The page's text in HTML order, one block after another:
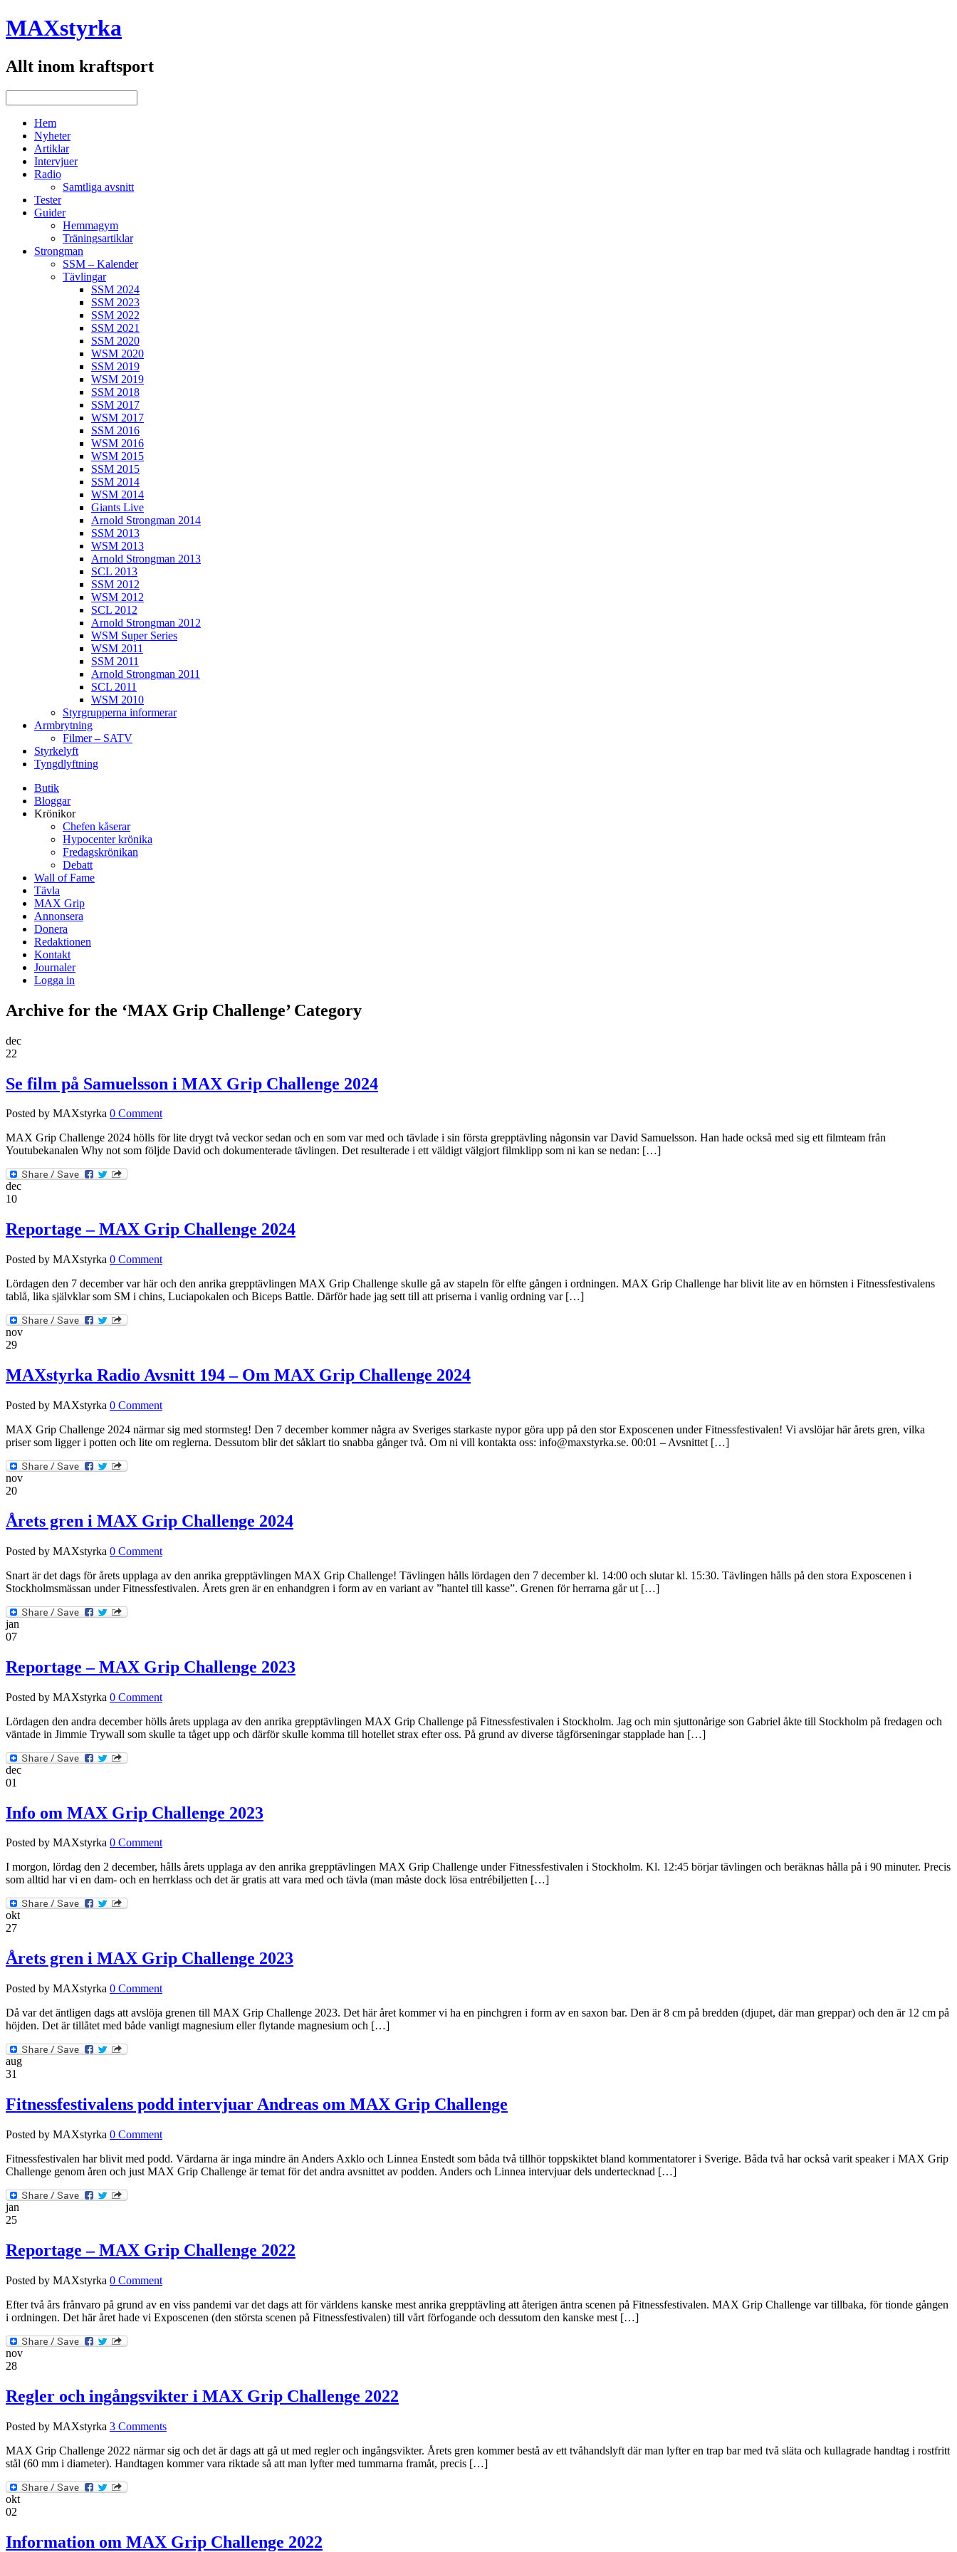
MAXstyrka
Allt inom kraftsport
Hem
Nyheter
Artiklar
Intervjuer
Radio
Samtliga avsnitt
Tester
Guider
Hemmagym
Träningsartiklar
Strongman
SSM – Kalender
Tävlingar
SSM 2024
SSM 2023
SSM 2022
SSM 2021
SSM 2020
WSM 2020
SSM 2019
WSM 2019
SSM 2018
SSM 2017
WSM 2017
SSM 2016
WSM 2016
WSM 2015
SSM 2015
SSM 2014
WSM 2014
Giants Live
Arnold Strongman 2014
SSM 2013
WSM 2013
Arnold Strongman 2013
SCL 2013
SSM 2012
WSM 2012
SCL 2012
Arnold Strongman 2012
WSM Super Series
WSM 2011
SSM 2011
Arnold Strongman 2011
SCL 2011
WSM 2010
Styrgrupperna informerar
Armbrytning
Filmer – SATV
Styrkelyft
Tyngdlyftning
Butik
Bloggar
Krönikor
Chefen kåserar
Hypocenter krönika
Fredagskrönikan
Debatt
Wall of Fame
Tävla
MAX Grip
Annonsera
Donera
Redaktionen
Kontakt
Journaler
Logga in
Archive for the ‘MAX Grip Challenge’ Category
dec
22
Se film på Samuelsson i MAX Grip Challenge 2024
Posted by MAXstyrka 0 Comment
MAX Grip Challenge 2024 hölls för lite drygt två veckor sedan och en som var med och tävlade i sin första grepptävling någonsin var David Samuelsson. Han hade också med sig ett filmteam från
Youtubekanalen Why not som följde David och dokumenterade tävlingen. Det resulterade i ett väldigt välgjort filmklipp som ni kan se nedan: […]
dec
10
Reportage – MAX Grip Challenge 2024
Posted by MAXstyrka 0 Comment
Lördagen den 7 december var här och den anrika grepptävlingen MAX Grip Challenge skulle gå av stapeln för elfte gången i ordningen. MAX Grip Challenge har blivit lite av en hörnsten i Fitnessfestivalens
tablå, lika självklar som SM i chins, Luciapokalen och Biceps Battle. Därför hade jag sett till att priserna i vanlig ordning var […]
nov
29
MAXstyrka Radio Avsnitt 194 – Om MAX Grip Challenge 2024
Posted by MAXstyrka 0 Comment
MAX Grip Challenge 2024 närmar sig med stormsteg! Den 7 december kommer några av Sveriges starkaste nypor göra upp på den stor Exposcenen under Fitnessfestivalen! Vi avslöjar här årets gren, vilka
priser som ligger i potten och lite om reglerna. Dessutom blir det såklart tio snabba gånger två. Om ni vill kontakta oss: info@maxstyrka.se. 00:01 – Avsnittet […]
nov
20
Årets gren i MAX Grip Challenge 2024
Posted by MAXstyrka 0 Comment
Snart är det dags för årets upplaga av den anrika grepptävlingen MAX Grip Challenge! Tävlingen hålls lördagen den 7 december kl. 14:00 och slutar kl. 15:30. Tävlingen hålls på den stora Exposcenen i
Stockholmsmässan under Fitnessfestivalen. Årets gren är en enhandgren i form av en variant av ”hantel till kasse”. Grenen för herrarna går ut […]
jan
07
Reportage – MAX Grip Challenge 2023
Posted by MAXstyrka 0 Comment
Lördagen den andra december hölls årets upplaga av den anrika grepptävlingen MAX Grip Challenge på Fitnessfestivalen i Stockholm. Jag och min sjuttonårige son Gabriel åkte till Stockholm på fredagen och
väntade in Jimmie Trywall som skulle ta tåget upp och därför skulle komma till hotellet strax efter oss. På grund av diverse tågförseningar stapplade han […]
dec
01
Info om MAX Grip Challenge 2023
Posted by MAXstyrka 0 Comment
I morgon, lördag den 2 december, hålls årets upplaga av den anrika grepptävlingen MAX Grip Challenge under Fitnessfestivalen i Stockholm. Kl. 12:45 börjar tävlingen och beräknas hålla på i 90 minuter. Precis
som alltid har vi en dam- och en herrklass och det är gratis att vara med och tävla (man måste dock lösa entrébiljetten […]
okt
27
Årets gren i MAX Grip Challenge 2023
Posted by MAXstyrka 0 Comment
Då var det äntligen dags att avslöja grenen till MAX Grip Challenge 2023. Det här året kommer vi ha en pinchgren i form av en saxon bar. Den är 8 cm på bredden (djupet, där man greppar) och den är 12 cm på
höjden. Det är tillåtet med både vanligt magnesium eller flytande magnesium och […]
aug
31
Fitnessfestivalens podd intervjuar Andreas om MAX Grip Challenge
Posted by MAXstyrka 0 Comment
Fitnessfestivalen har blivit med podd. Värdarna är inga mindre än Anders Axklo och Linnea Enstedt som båda två tillhör toppskiktet bland kommentatorer i Sverige. Båda två har också varit speaker i MAX Grip
Challenge genom åren och just MAX Grip Challenge är temat för det andra avsnittet av podden. Anders och Linnea intervjuar dels undertecknad […]
jan
25
Reportage – MAX Grip Challenge 2022
Posted by MAXstyrka 0 Comment
Efter två års frånvaro på grund av en viss pandemi var det dags att för världens kanske mest anrika grepptävling att återigen äntra scenen på Fitnessfestivalen. MAX Grip Challenge var tillbaka, för tionde gången
i ordningen. Det här året hade vi Exposcenen (den största scenen på Fitnessfestivalen) till vårt förfogande och dessutom den kanske mest […]
nov
28
Regler och ingångsvikter i MAX Grip Challenge 2022
Posted by MAXstyrka 3 Comments
MAX Grip Challenge 2022 närmar sig och det är dags att gå ut med regler och ingångsvikter. Årets gren kommer bestå av ett tvåhandslyft där man lyfter en trap bar med två släta och kullagrade handtag i rostfritt
stål (60 mm i diameter). Handtagen kommer vara riktade så att man lyfter med tummarna framåt, precis […]
okt
02
Information om MAX Grip Challenge 2022